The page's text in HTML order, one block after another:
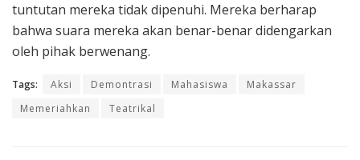
tuntutan mereka tidak dipenuhi. Mereka berharap
bahwa suara mereka akan benar-benar didengarkan
oleh pihak berwenang.
Tags: Aksi Demontrasi Mahasiswa
Makassar
Memeriahkan
Teatrikal